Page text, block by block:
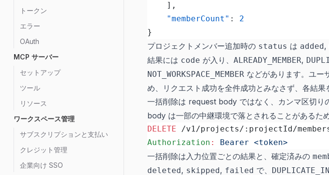
トークン
エラー
OAuth
MCP サーバー
セットアップ
ツール
リソース
ワークスペース管理
サブスクリプションと支払い
クレジット管理
企業向け SSO
	],
	"memberCount"
: 2
}
プロジェクトメンバー追加時の status は added,
結果には code が入り、 ALREADY_MEMBER,
NOT_WORKSPACE_MEMBER などがあります。ユー
め、リクエスト成功を全件成功とみなさず、各結果
一括削除は request body ではなく、カンマ区切り
body は一部の中継環境で落とされることがあるため
DELETE /v1/projects/:projectId/
Authorization : Bearer <token>
一括削除は入力位置ごとの結果と、確定済みの
deleted, skipped, failed で、